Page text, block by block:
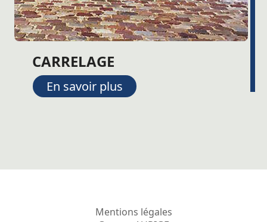
CARRELAGE
En savoir plus
Mentions légales